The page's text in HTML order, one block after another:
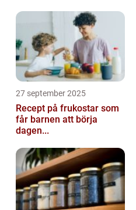
27 september 2025
Recept på frukostar som
får barnen att börja
dagen...